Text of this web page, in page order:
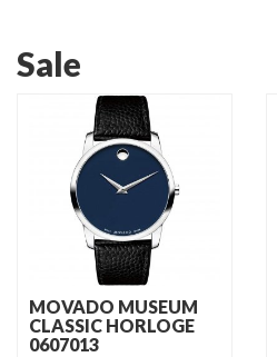
Sale
MOVADO MUSEUM
CLASSIC HORLOGE
0607013